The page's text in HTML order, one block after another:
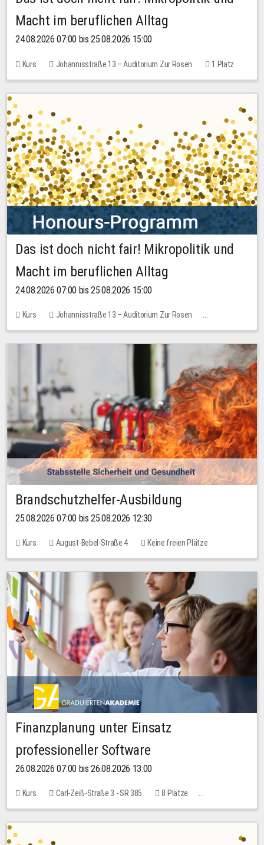
Macht im beruflichen Alltag
24.08.2026 07:00 bis 25.08.2026 15:00
Kurs Johannisstraße 13 – Auditorium Zur Rosen
1 Platz
30,00 EUR
Das ist doch nicht fair! Mikropolitik und
Macht im beruflichen Alltag
24.08.2026 07:00 bis 25.08.2026 15:00
Kurs
Johannisstraße 13 – Auditorium Zur Rosen
Keine freien Plätze
Brandschutzhelfer-Ausbildung
25.08.2026 07:00 bis 25.08.2026 12:30
Kurs August-Bebel-Straße 4 Keine freien Plätze
Finanzplanung unter Einsatz
professioneller Software
26.08.2026 07:00 bis 26.08.2026 13:00
Kurs Carl-Zeiß-Straße 3 - SR 385
8 Plätze
20,00 EUR